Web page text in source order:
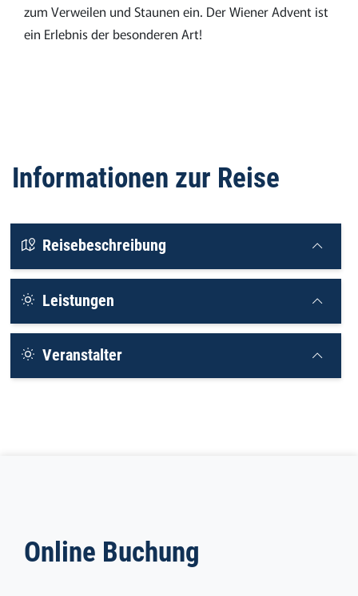
zum Verweilen und Staunen ein. Der Wiener Advent ist
ein Erlebnis der besonderen Art!
Informationen zur Reise
Reisebeschreibung
Leistungen
Veranstalter
Online Buchung